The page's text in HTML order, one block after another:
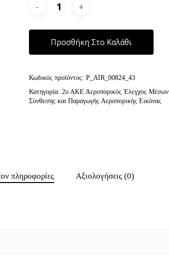
Προσθήκη Στο Καλάθι
Κωδικός προϊόντος: P_AIR_00824_43
Κατηγορία: 2ο ΑΚΕ Αεροπορικός Έλεγχος
Σύνθεσης και Παραγωγής Αεροπορικής Εικόνας
πληροφορίες Αξιολογήσεις (0)